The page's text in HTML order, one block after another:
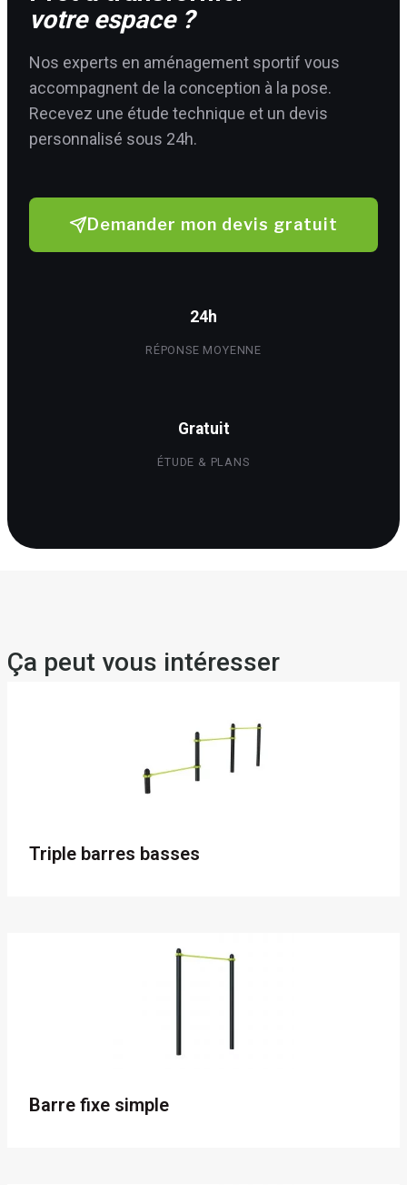
votre espace ?
Nos experts en aménagement sportif vous
accompagnent de la conception à la pose.
Recevez une étude technique et un devis
personnalisé sous 24h.
Demander mon devis gratuit
24h
RÉPONSE MOYENNE
Gratuit
ÉTUDE & PLANS
Ça peut vous intéresser
Triple barres basses
Barre fixe simple